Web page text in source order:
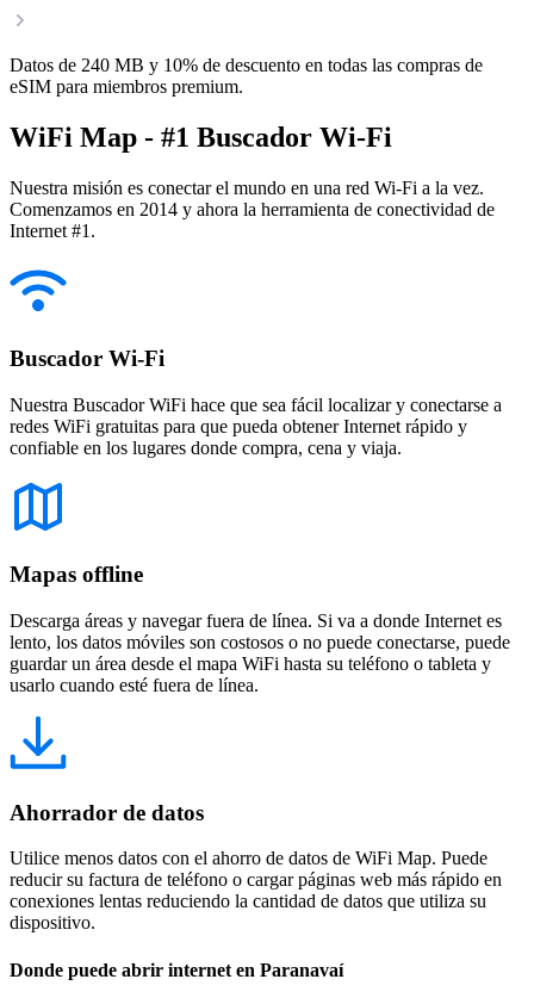
Datos de 240 MB y 10% de descuento en todas las compras de
eSIM para miembros premium.
WiFi Map - #1 Buscador Wi-Fi
Nuestra misión es conectar el mundo en una red Wi-Fi a la vez.
Comenzamos en 2014 y ahora la herramienta de conectividad de
Internet #1.
Buscador Wi-Fi
Nuestra Buscador WiFi hace que sea fácil localizar y conectarse a
redes WiFi gratuitas para que pueda obtener Internet rápido y
confiable en los lugares donde compra, cena y viaja.
Mapas offline
Descarga áreas y navegar fuera de línea. Si va a donde Internet es
lento, los datos móviles son costosos o no puede conectarse, puede
guardar un área desde el mapa WiFi hasta su teléfono o tableta y
usarlo cuando esté fuera de línea.
Ahorrador de datos
Utilice menos datos con el ahorro de datos de WiFi Map. Puede
reducir su factura de teléfono o cargar páginas web más rápido en
conexiones lentas reduciendo la cantidad de datos que utiliza su
dispositivo.
Donde puede abrir internet en Paranavaí